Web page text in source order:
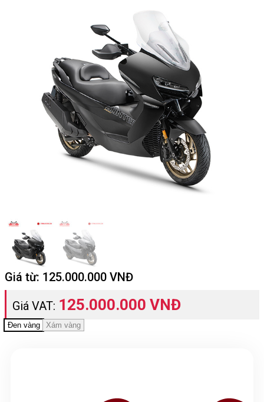
Giá từ: 125.000.000 VNĐ
Giá VAT: 125.000.000 VNĐ
Đen vàng Xám vàng